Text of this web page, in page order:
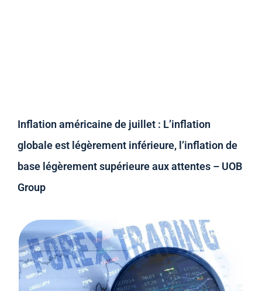
Inflation américaine de juillet : L’inflation
globale est légèrement inférieure, l’inflation de
base légèrement supérieure aux attentes – UOB
Group